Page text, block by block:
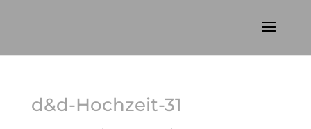
d&d-Hochzeit-31